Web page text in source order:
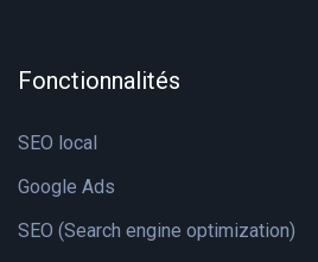
Fonctionnalités
SEO local
Google Ads
SEO (Search engine optimization)